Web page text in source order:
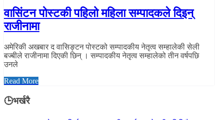
वासिंटन पोस्टकी पहिलो महिला सम्पादकले दिइन्
राजीनामा
अमेरिकी अखबार द वासिङ्टन पोस्टको सम्पादकीय नेतृत्व सम्हालेकी सेली
बज्बीले राजीनामा दिएकी छिन् । सम्पादकीय नेतृत्व सम्हालेको तीन वर्षपछि
उनले
Read More
🕒भर्खरै